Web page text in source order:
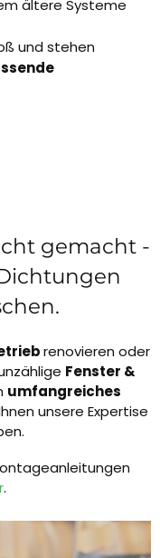
ältere Systeme
und stehen
gemacht -
renovieren oder
Fenster &
umfangreiches
unsere Expertise
.